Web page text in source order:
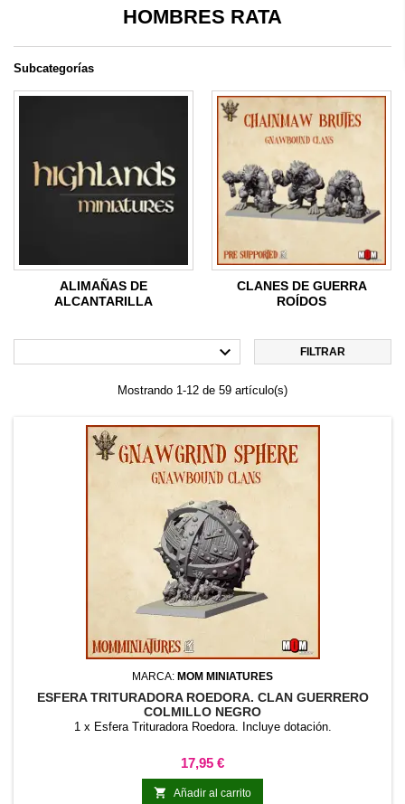
HOMBRES RATA
Subcategorías
ALIMAÑAS DE
ALCANTARILLA
CLANES DE GUERRA
ROÍDOS
 FILTRAR
Mostrando 1-12 de 59 artículo(s)
MARCA: MOM MINIATURES
ESFERA TRITURADORA ROEDORA. CLAN GUERRERO
COLMILLO NEGRO
1 x Esfera Trituradora Roedora. Incluye dotación.
Precio
17,95 €
 Añadir al carrito